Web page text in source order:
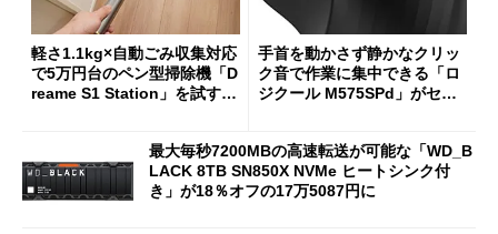
軽さ1.1kg×自動ごみ収集対応
で5万円台のペン型掃除機「D
reame S1 Station」を試す
手首を動かさず静かなクリッ
ク音で作業に集中できる「ロ
ジクール M575SPd」がセー
最大毎秒7200MBの高速転送が可能な「WD_B
LACK 8TB SN850X NVMe ヒートシンク付
き」が18％オフの17万5087円に